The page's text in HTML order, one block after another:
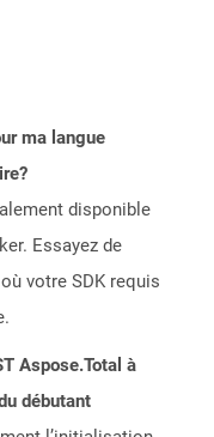
ma langue
disponible
Essayez de
votre SDK requis
Aspose.Total à
débutant